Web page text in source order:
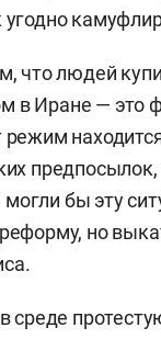
что людей
в Иране — это
режим
бы эту
но
среде